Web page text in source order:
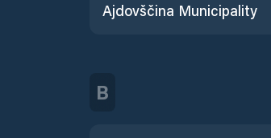
Ajdovščina Municipality
B